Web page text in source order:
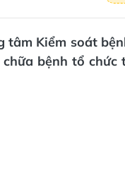
tâm Kiểm soát
bệnh tổ